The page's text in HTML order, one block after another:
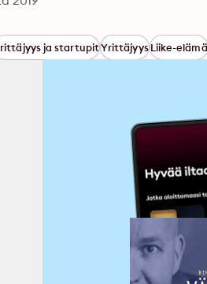
ja startupitYrittäjyysLiike-elämä